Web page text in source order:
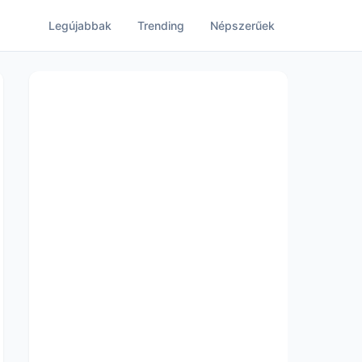
Legújabbak Trending Népszerűek